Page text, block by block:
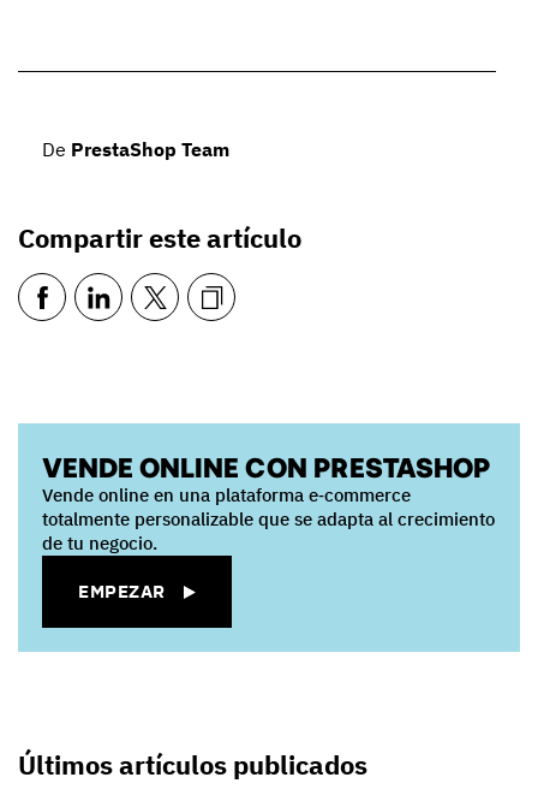
De PrestaShop Team
Compartir este artículo
VENDE ONLINE CON PRESTASHOP
Vende online en una plataforma e‑commerce
totalmente personalizable que se adapta al crecimiento
de tu negocio.
EMPEZAR
Últimos artículos publicados